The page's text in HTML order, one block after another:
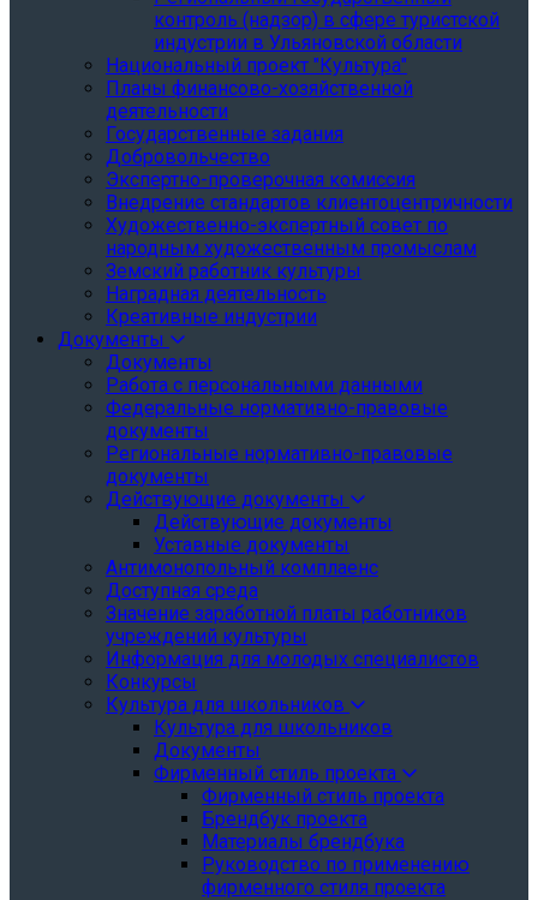
контроль (надзор) в сфере туристской
индустрии в Ульяновской области
Национальный проект "Культура"
Планы финансово-хозяйственной
деятельности
Государственные задания
Добровольчество
Экспертно-проверочная комиссия
Внедрение стандартов клиентоцентричности
Художественно-экспертный совет по
народным художественным промыслам
Земский работник культуры
Наградная деятельность
Креативные индустрии
Документы
Документы
Работа с персональными данными
Федеральные нормативно-правовые
документы
Региональные нормативно-правовые
документы
Действующие документы
Действующие документы
Уставные документы
Антимонопольный комплаенс
Доступная среда
Значение заработной платы работников
учреждений культуры
Информация для молодых специалистов
Конкурсы
Культура для школьников
Культура для школьников
Документы
Фирменный стиль проекта
Фирменный стиль проекта
Брендбук проекта
Материалы брендбука
Руководство по применению
фирменного стиля проекта